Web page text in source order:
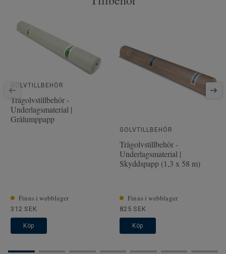
Artiklar per paket
Läggningsmetod
Klick
7806010
Längd
Tjocklek slitskikt
19.2 cm
GOLVTILLBEHÖR
Trägolvstillbehör -
Underlagsmaterial |
Grålumppapp
Finns i webblager
312 SEK
Köp
GOLVTILLBEHÖR
Trägolvstillbehör -
Underlagsmaterial |
Skyddspapp (1,3 x 58 m)
Finns i webblager
825 SEK
Köp